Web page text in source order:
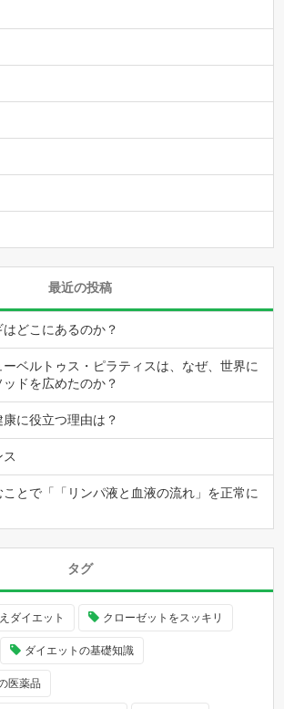
最近の投稿
どこにあるのか？
ベルトゥス・ピラティスは、なぜ、世界に
ドを広めたのか？
に役立つ理由は？
とで「「リンパ液と血液の流れ」を正常に
タグ
ダイエット クローゼットをスッキリ
ダイエットの基礎知識
医薬品